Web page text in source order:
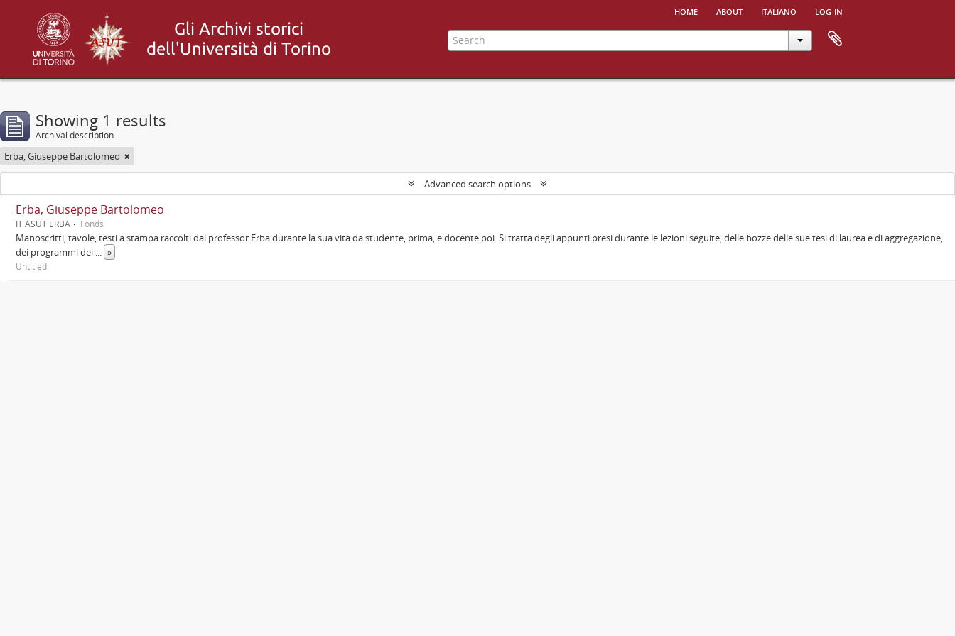
home about italiano log in
Showing 1 results
Archival description
Erba, Giuseppe Bartolomeo
Advanced search options
Erba, Giuseppe Bartolomeo
IT ASUT ERBA Fonds
Manoscritti, tavole, testi a stampa raccolti dal professor Erba durante la sua vita da studente, prima, e docente poi. Si tratta degli appunti presi durante le lezioni seguite, delle bozze delle sue tesi di laurea e di aggregazione,
dei programmi dei ... »
Untitled